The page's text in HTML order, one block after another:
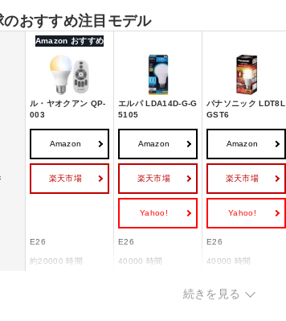
のおすすめ注目モデル
Amazon おすすめ
ル・ヤオクアン QP-
003
エルパ LDA14D-G-G
5105
パナソニック LDT8L
GST6
Amazon
楽天市場
Amazon
楽天市場
Yahoo!
Amazon
楽天市場
Yahoo!
E26 E26 E26
約20000 時間 40000 時間 40000 時間
電球色相当
続きを見る